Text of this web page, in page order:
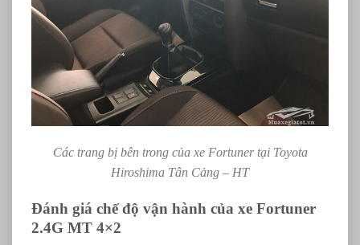
Các trang bị bên trong của xe Fortuner tại Toyota
Hiroshima Tân Cảng – HT
Đánh giá chế độ vận hành của xe Fortuner
2.4G MT 4×2